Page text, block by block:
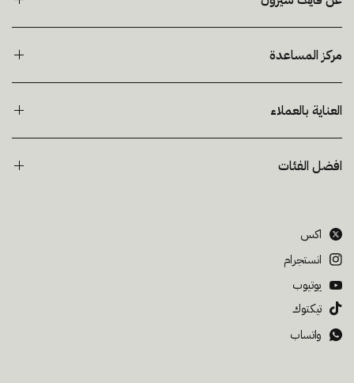
مركز المساعدة
العناية بالعملاء
افضل الفئات
اكس
انستجرام
يوتيوب
تيكتوك
واتساب